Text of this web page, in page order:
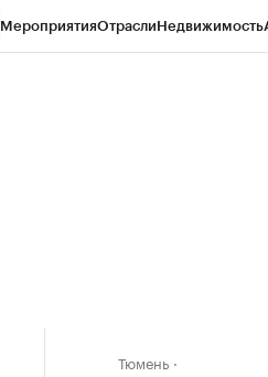
МероприятияОтраслиНедвижимость
Тюмень